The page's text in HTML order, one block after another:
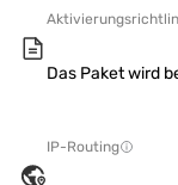
Das Paket wird
IP-Routing